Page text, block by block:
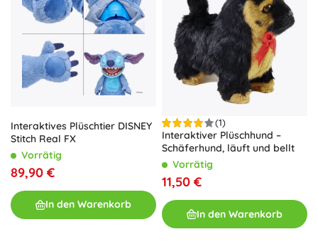
Interaktives Plüschtier DISNEY
Stitch Real FX
Vorrätig
89,90 €
In den Warenkorb
(1)
Interaktiver Plüschhund –
Schäferhund, läuft und bellt
Vorrätig
11,50 €
In den Warenkorb